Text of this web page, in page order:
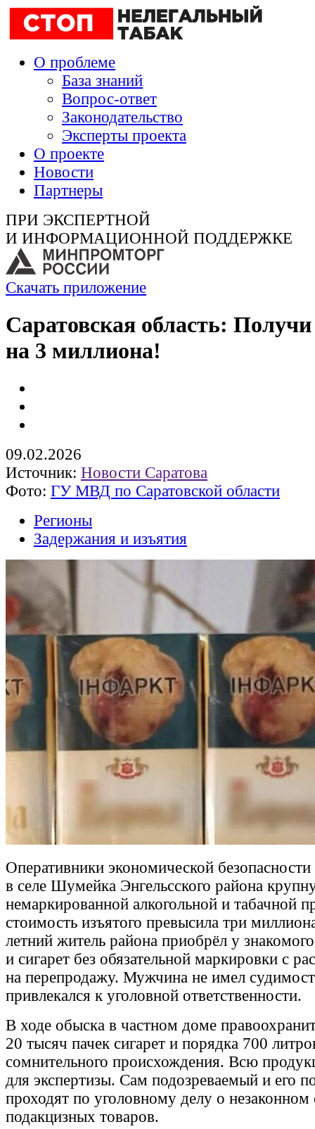
О проблеме
База знаний
Вопрос-ответ
Законодательство
Эксперты проекта
О проекте
Новости
Партнеры
ПРИ ЭКСПЕРТНОЙ
И ИНФОРМАЦИОННОЙ ПОДДЕРЖКЕ
Скачать приложение
Саратовская область:
на 3 миллиона!
09.02.2026
Источник: Новости Саратова
Фото: ГУ МВД по Саратовской области
Регионы
Задержания и изъятия
Оперативники экономической
в селе Шумейка Энгельсского района
немаркированной алкогольной и табачной
стоимость изъятого превысила три
летний житель района приобрёл у
и сигарет без обязательной маркировки с
на перепродажу. Мужчина не имел
привлекался к уголовной ответственности.
В ходе обыска в частном доме
20 тысяч пачек сигарет и порядка 700
сомнительного происхождения. Всю
для экспертизы. Сам подозреваемый и его
проходят по уголовному делу о незаконном
подакцизных товаров.